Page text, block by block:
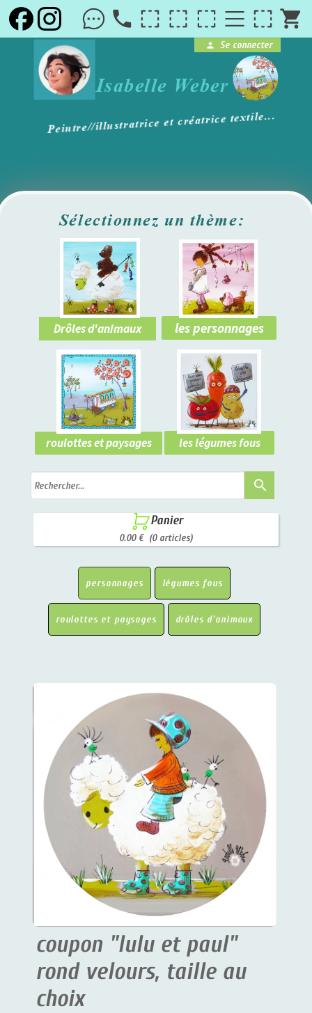
brightness_1
person Se connecter
Isabelle Weber
Peintre//illustratrice et créatrice textile...
Sélectionnez un thème:
roulottes et paysages
Drôles d'animaux les personnages
les légumes fous
search
 Panier
0.00 € (0 articles)
personnages légumes fous
roulottes et paysages drôles d'animaux
coupon "lulu et paul"
rond velours, taille au
choix
local_phone shopping_cart